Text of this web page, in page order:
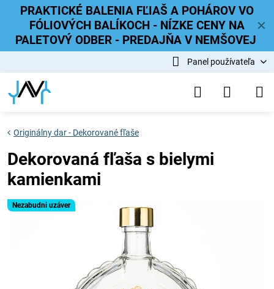
✕
PRAKTICKÉ BALENIA FĽIAŠ A POHÁROV VO
FÓLIOVÝCH BALÍKOCH - NÍZKE CENY NA
PALETOVÝ ODBER - PREDAJŇA V NEMŠOVEJ
Panel používateľa
Nezabudni uzáver
Originálny dar - Dekorované fľaše
Dekorovaná fľaša s bielymi
kamienkami